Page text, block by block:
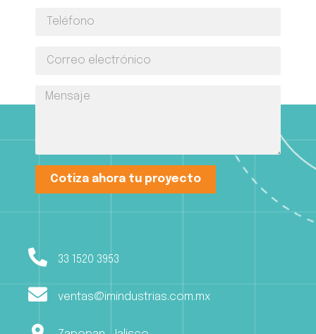
Cotiza ahora tu proyecto
33 1520 3953
ventas@imindustrias.com.mx